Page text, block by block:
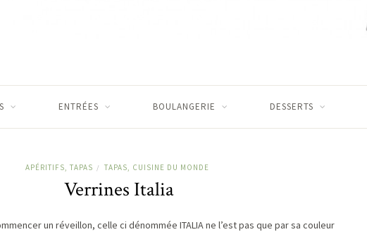
ENTRÉES BOULANGERIE DESSERTS
APÉRITIFS, TAPAS / TAPAS, CUISINE DU MONDE
Verrines Italia
un réveillon, celle ci dénommée ITALIA ne l’est pas que par sa couleur